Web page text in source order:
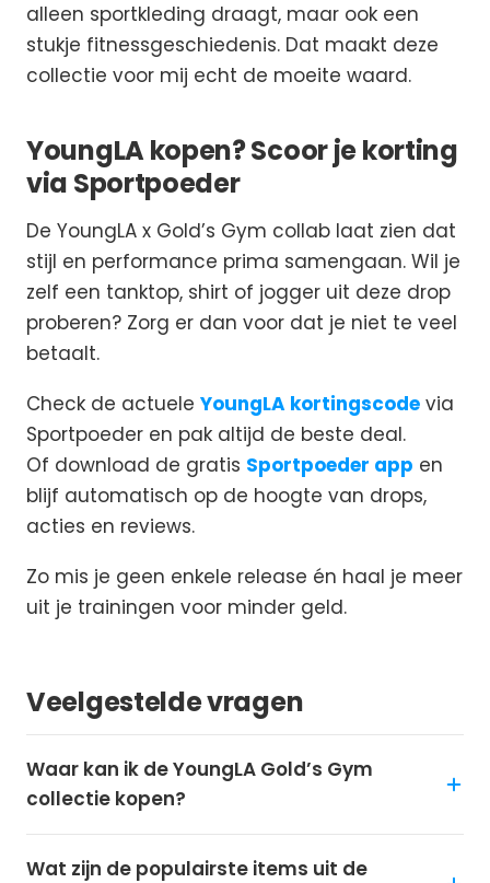
alleen sportkleding draagt, maar ook een
stukje fitnessgeschiedenis. Dat maakt deze
collectie voor mij echt de moeite waard.
YoungLA kopen? Scoor je korting
via Sportpoeder
De YoungLA x Gold’s Gym collab laat zien dat
stijl en performance prima samengaan. Wil je
zelf een tanktop, shirt of jogger uit deze drop
proberen? Zorg er dan voor dat je niet te veel
betaalt.
Check de actuele YoungLA kortingscode via
Sportpoeder en pak altijd de beste deal.
Of download de gratis Sportpoeder app en
blijf automatisch op de hoogte van drops,
acties en reviews.
Zo mis je geen enkele release én haal je meer
uit je trainingen voor minder geld.
Veelgestelde vragen
Waar kan ik de YoungLA Gold’s Gym
collectie kopen?
Wat zijn de populairste items uit de